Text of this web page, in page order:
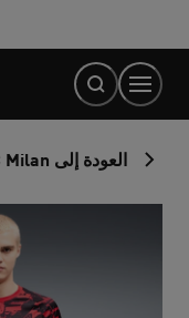
Content
العودة إلى AC Milan